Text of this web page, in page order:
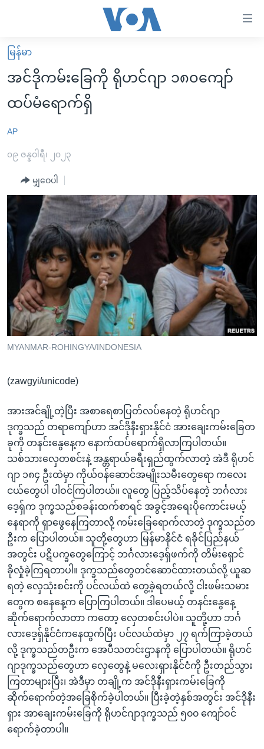
လွယ်ကူ
စေ
သည့်
များ
ပင်မ
ကျော်
ကြည့်
ရန်
ပင်မ
စာမျက်နှာ
ကျော်
ကြည့်
ရှာဖွေ
နေရာ
သို့
ကျော်
ရန်
မူလစာမျက်နှာ
မြန်မာ
ကမ္ဘာ့သတင်းများ
အမေရိကန်
အစ္စရေး-ပါလက်စတိုင်း
သတင်းလွတ်လပ်ခွင့်
အင်္ဂလိပ်စာလေ့လာမယ်
အမေရိကန်သုံးအီဒီယံ
မကြေးမုံရဲ့ အင်္ဂလိပ်စာ
ရုပ်ရှင်ထဲက အင်္ဂလိပ်စာ
သုတပဒေသာ အင်္ဂလိပ်စာ
အပတ်စဉ်ကဏ္ဍများ
ရေဒီယို
တီဗွီ
ရေဒီယိုနှင့်ရုပ်သံ အချက်အလက်များ
ရေဒီယို/တီဗွီအစီအစဉ်
Learning English
ဗွီအိုအေ လူမှုကွန်ယက်များ
မြန်မာ
အင်ဒိုကမ်းခြေကို ရိုဟင်ဂျာ ၁၈၀ကျော်
ထပ်မံရောက်ရှိ
AP
၀၉ ဇန္နဝါရီ၊ ၂၀၂၃
မျှဝေပါ
MYANMAR-ROHINGYA/INDONESIA
(zawgyi/unicode)
အားအင်ချို့တဲ့ပြီး အစာရေစာပြတ်လပ်နေတဲ့ ရိုဟင်ဂျာ
ဒုက္ခသည် တရာကျော်ဟာ အင်ဒိုနီးရှားနိုင်ငံ အားချေးကမ်းခြေတ
ခုကို တနင်းနွေနေ့က နောက်ထပ်ရောက်ရှိလာကြပါတယ်။
သစ်သားလှေတစင်းနဲ့ အန္တရာယ်ခရီးရှည်ထွက်လာတဲ့ အဲဒီ ရိုဟင်
ဂျာ ၁၈၄ ဦးထဲမှာ ကိုယ်ဝန်ဆောင်အမျိုးသမီးတွေရော ကလေး
ငယ်တွေပါ ပါဝင်ကြပါတယ်။ လူတွေ ပြည့်သိပ်နေတဲ့ ဘင်္ဂလား
ဒေ့ရ်ှက ဒုက္ခသည်စခန်းထက်စာရင် အခွင့်အရေးပိုကောင်းမယ့်
နေရာကို ရှာဖွေနေကြတာလို့ ကမ်းခြေရောက်လာတဲ့ ဒုက္ခသည်တ
ဦးက ပြောပါတယ်။ သူတို့တွေဟာ မြန်မာနိုင်ငံ ရခိုင်ပြည်နယ်
အတွင်း ပဋိပက္ခတွေကြောင့် ဘင်္ဂလားဒေ့ရ်ှဖက်ကို တိမ်းရှောင်
ခိုလှုံခဲ့ကြရတာပါ။ ဒုက္ခသည်တွေတင်ဆောင်ထားတယ်လို့ ယူဆ
ရတဲ့ လှေသုံးစင်းကို ပင်လယ်ထဲ တွေ့ခဲ့ရတယ်လို့ ငါးဖမ်းသမား
တွေက စနေနေ့က ပြောကြပါတယ်။ ဒါပေမယ့် တနင်းနွေနေ့
ဆိုက်ရောက်လာတာ ကတော့ လှေတစင်းပါပဲ။ သူတို့ဟာ ဘင်္ဂ
လားဒေ့ရ်ှနိုင်ငံကနေထွက်ပြီး ပင်လယ်ထဲမှာ ၂၇ ရက်ကြာခဲ့တယ်
လို့ ဒုက္ခသည်တဦးက အေပီသတင်းဌာနကို ပြောပါတယ်။ ရိုဟင်
ဂျာဒုက္ခသည်တွေဟာ လှေတွေနဲ့ မလေးရှားနိုင်ငံကို ဦးတည်သွား
ကြတာများပြီး၊ အဲဒီမှာ တချို့က အင်ဒိုနီးရှားကမ်းခြေကို
ဆိုက်ရောက်တဲ့အခြေစိုက်ခဲ့ပါတယ်။ ပြီးခဲ့တဲ့နှစ်အတွင်း အင်ဒိုနီး
ရှား အာချေးကမ်းခြေကို ရိုဟင်ဂျာဒုက္ခသည် ၅၀၀ ကျော်ဝင်
ရောက်ခဲ့တာပါ။